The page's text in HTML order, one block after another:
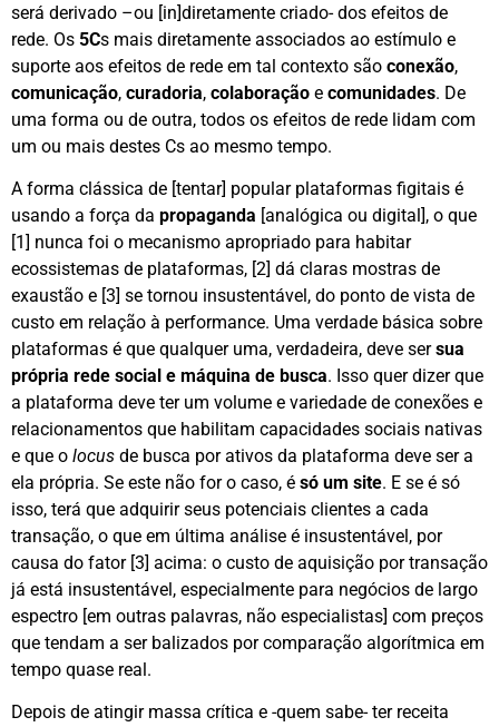
será derivado –ou [in]diretamente criado- dos efeitos de
rede. Os 5Cs mais diretamente associados ao estímulo e
suporte aos efeitos de rede em tal contexto são conexão,
comunicação, curadoria, colaboração e comunidades. De
uma forma ou de outra, todos os efeitos de rede lidam com
um ou mais destes Cs ao mesmo tempo.
A forma clássica de [tentar] popular plataformas figitais é
usando a força da propaganda [analógica ou digital], o que
[1] nunca foi o mecanismo apropriado para habitar
ecossistemas de plataformas, [2] dá claras mostras de
exaustão e [3] se tornou insustentável, do ponto de vista de
custo em relação à performance. Uma verdade básica sobre
plataformas é que qualquer uma, verdadeira, deve sersua
própria rede social e máquina de busca. Isso quer dizer que
a plataforma deve ter um volume e variedade de conexões e
relacionamentos que habilitam capacidades sociais nativas
e que o locus de busca por ativos da plataforma deve ser a
ela própria. Se este não for o caso, é só um site. E se é só
isso, terá que adquirir seus potenciais clientes a cada
transação, o que em última análise é insustentável, por
causa do fator [3] acima: o custo de aquisição por transação
já está insustentável, especialmente para negócios de largo
espectro [em outras palavras, não especialistas] com preços
que tendam a ser balizados por comparação algorítmica em
tempo quase real.
Depois de atingir massa crítica e -quem sabe- ter receita